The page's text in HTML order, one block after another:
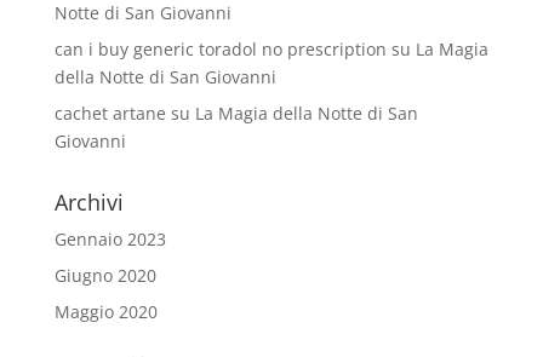
Notte di San Giovanni
can i buy generic toradol no prescription su La Magia
della Notte di San Giovanni
cachet artane su La Magia della Notte di San
Giovanni
Archivi
Gennaio 2023
Giugno 2020
Maggio 2020